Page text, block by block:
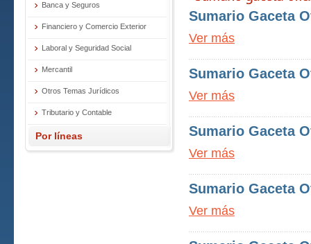
Banca y Seguros
Financiero y Comercio Exterior
Laboral y Seguridad Social
Mercantil
Otros Temas Jurídicos
Tributario y Contable
Por líneas
Sumario Gaceta
Ver más
Sumario Gaceta
Ver más
Sumario Gaceta
Ver más
Sumario Gaceta
Ver más